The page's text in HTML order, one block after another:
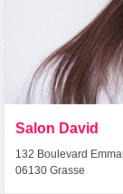
Salon David
132 Boulevard
06130 Grasse